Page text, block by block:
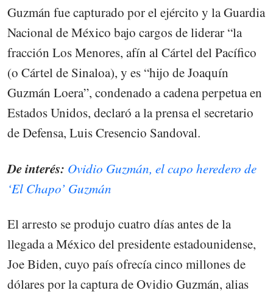
Guzmán fue capturado por el ejército y la Guardia
Nacional de México bajo cargos de liderar “la
fracción Los Menores, afín al Cártel del Pacífico
(o Cártel de Sinaloa), y es “hijo de Joaquín
Guzmán Loera”, condenado a cadena perpetua en
Estados Unidos, declaró a la prensa el secretario
de Defensa, Luis Cresencio Sandoval.
De interés: Ovidio Guzmán, el capo heredero de
‘El Chapo’ Guzmán
El arresto se produjo cuatro días antes de la
llegada a México del presidente estadounidense,
Joe Biden, cuyo país ofrecía cinco millones de
dólares por la captura de Ovidio Guzmán, alias